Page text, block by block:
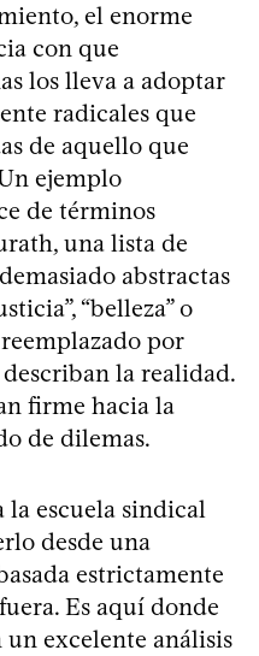
el enorme
con que
los lleva a adoptar
radicales que
de aquello que
ejemplo
de términos
una lista de
abstractas
“belleza” o
reemplazado por
la realidad.
firme hacia la
de dilemas.
la escuela sindical
desde una
estrictamente
Es aquí donde
excelente análisis